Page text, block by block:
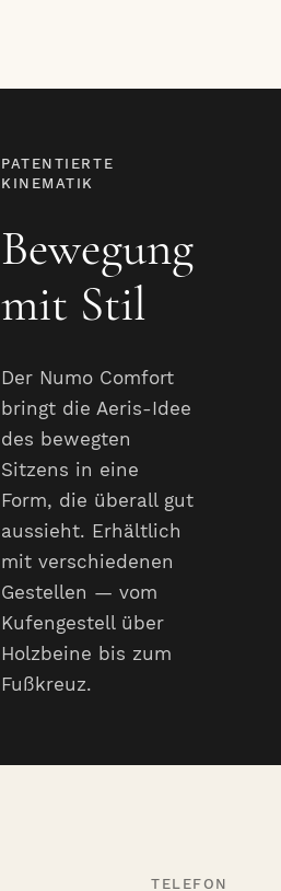
PATENTIERTE
KINEMATIK
Bewegung
mit Stil
Der Numo Comfort
bringt die Aeris-Idee
des bewegten
Sitzens in eine
Form, die überall gut
aussieht. Erhältlich
mit verschiedenen
Gestellen — vom
Kufengestell über
Holzbeine bis zum
Fußkreuz.
TELEFON